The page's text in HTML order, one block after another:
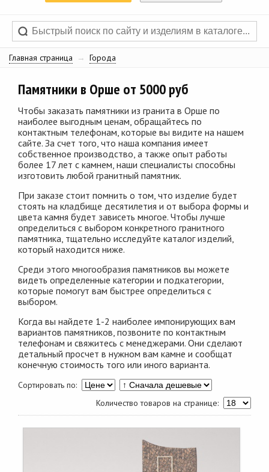
Главная страница → Города
Памятники в Орше от 5000 руб
Чтобы заказать памятники из гранита в Орше по
наиболее выгодным ценам, обращайтесь по
контактным телефонам, которые вы видите на нашем
сайте. За счет того, что наша компания имеет
собственное производство, а также опыт работы
более 17 лет с камнем, наши специалисты способны
изготовить любой гранитный памятник.
При заказе стоит помнить о том, что изделие будет
стоять на кладбище десятилетия и от выбора формы и
цвета камня будет зависеть многое. Чтобы лучше
определиться с выбором конкретного гранитного
памятника, тщательно исследуйте каталог изделий,
который находится ниже.
Среди этого многообразия памятников вы можете
видеть определенные категории и подкатегории,
которые помогут вам быстрее определиться с
выбором.
Когда вы найдете 1-2 наиболее импонирующих вам
вариантов памятников, позвоните по контактным
телефонам и свяжитесь с менеджерами. Они сделают
детальный просчет в нужном вам камне и сообщат
конечную стоимость того или иного варианта.
Сортировать по:
Количество товаров на странице: